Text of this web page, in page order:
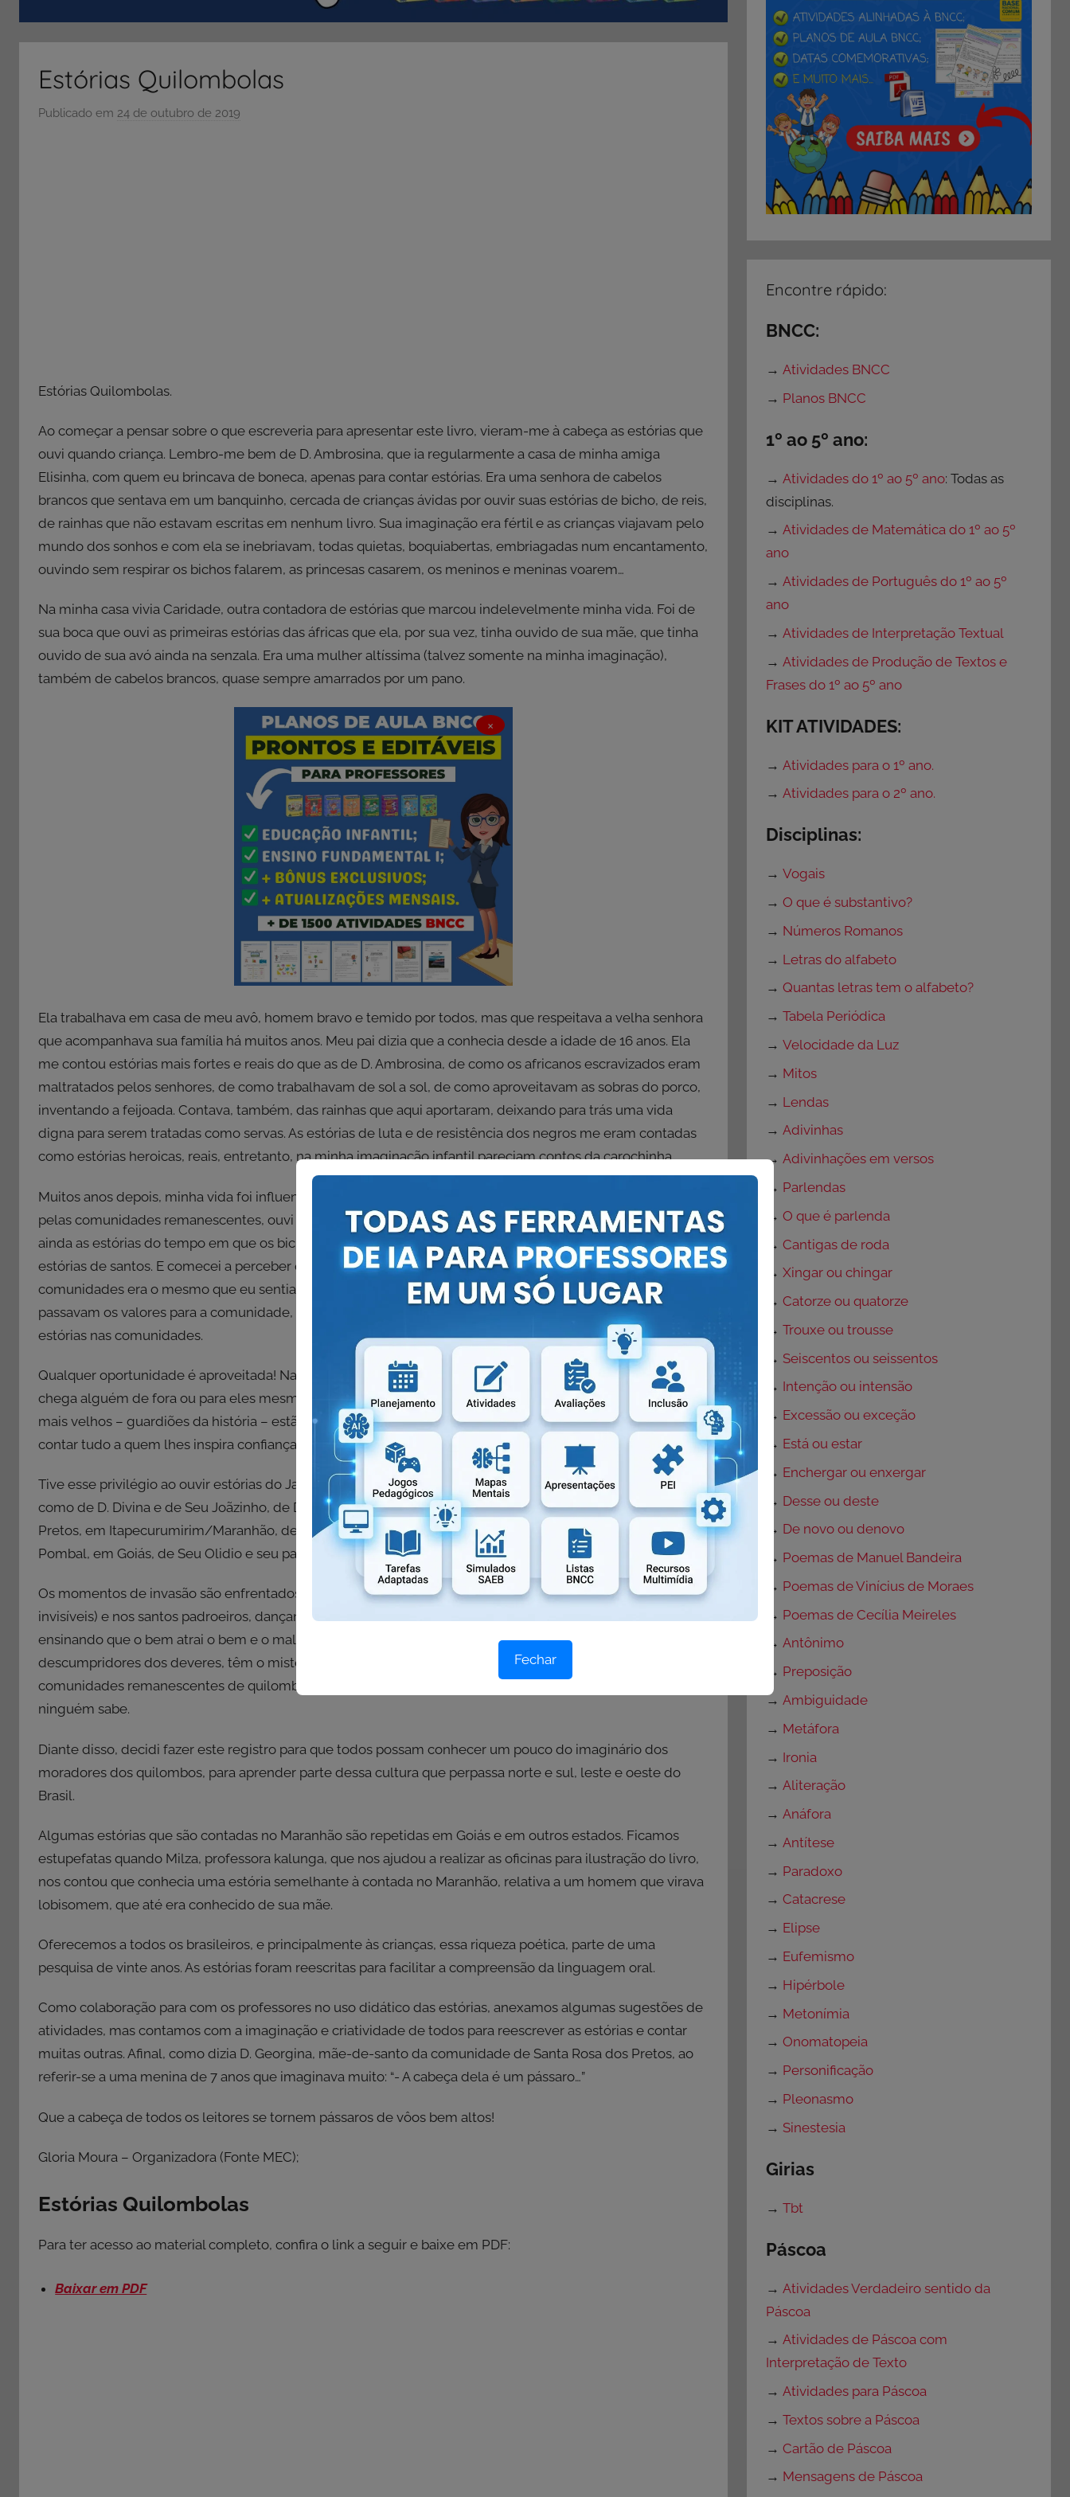
ENEM
e
cursosEstórias Quilombolas
Publicado em 24 de outubro de 2019
Estórias Quilombolas.
Ao começar a pensar sobre o que escreveria para apresentar este livro, vieram-me à cabeça as estórias que
ouvi quando criança. Lembro-me bem de D. Ambrosina, que ia regularmente a casa de minha amiga
Elisinha, com quem eu brincava de boneca, apenas para contar estórias. Era uma senhora de cabelos
brancos que sentava em um banquinho, cercada de crianças ávidas por ouvir suas estórias de bicho, de reis,
de rainhas que não estavam escritas em nenhum livro. Sua imaginação era fértil e as crianças viajavam pelo
mundo dos sonhos e com ela se inebriavam, todas quietas, boquiabertas, embriagadas num encantamento,
ouvindo sem respirar os bichos falarem, as princesas casarem, os meninos e meninas voarem…
Na minha casa vivia Caridade, outra contadora de estórias que marcou indelevelmente minha vida. Foi de
sua boca que ouvi as primeiras estórias das áfricas que ela, por sua vez, tinha ouvido de sua mãe, que tinha
ouvido de sua avó ainda na senzala. Era uma mulher altíssima (talvez somente na minha imaginação),
também de cabelos brancos, quase sempre amarrados por um pano.
×
Ela trabalhava em casa de meu avô, homem bravo e temido por todos, mas que respeitava a velha senhora
que acompanhava sua família há muitos anos. Meu pai dizia que a conhecia desde a idade de 16 anos. Ela
me contou estórias mais fortes e reais do que as de D. Ambrosina, de como os africanos escravizados eram
maltratados pelos senhores, de como trabalhavam de sol a sol, de como aproveitavam as sobras do porco,
inventando a feijoada. Contava, também, das rainhas que aqui aportaram, deixando para trás uma vida
digna para serem tratadas como servas. As estórias de luta e de resistência dos negros me eram contadas
como estórias heroicas, reais, entretanto, na minha imaginação infantil pareciam contos da carochinha.
Muitos anos depois, minha vida foi influenciada pelas estórias ouvidas nos quilombos. Em minhas andanças
pelas comunidades remanescentes, ouvi as mesmas estórias de luta e resistência contadas por Caridade e
ainda as estórias do tempo em que os bichos falavam, estórias de assombração e mistério, estórias de fé,
estórias de santos. E comecei a perceber que o encantamento provocado pelos contadores de estórias, nas
comunidades era o mesmo que eu sentia quando criança. Eles ou elas eram lideranças respeitadas que
passavam os valores para a comunidade, via tradição oral. Não tem hora marcada para contar e ouvir
estórias nas comunidades.
Qualquer oportunidade é aproveitada! Nas festas, na capina na roça, durante as rezas para os santos, se
chega alguém de fora ou para eles mesmos e tanto para crianças como para adultos. Principalmente os
mais velhos – guardiões da história – estão sempre disponíveis para apresentar seus relatos, têm prazer em
contar tudo a quem lhes inspira confiança.
Tive esse privilégio ao ouvir estórias do Jair (quanta saudade!!!) na Comunidade de Mato do Tição, assim
como de D. Divina e de Seu Joãzinho, de D. Georgina e suas “ajudantes” na comunidade de Santa Rosa dos
Pretos, em Itapecurumirim/Maranhão, de Seu Antonio Chico e D. Tomásia, em Morro Alto, Osório/RS e em
Pombal, em Goiás, de Seu Olidio e seu pai, e tantos outros pelo país a fora.
Os momentos de invasão são enfrentados com fé nos deuses africanos (orixás, voduns, encantados,
invisíveis) e nos santos padroeiros, dançando e cantando. As estórias do tempo que Jesus andava pela terra
ensinando que o bem atrai o bem e o mal atrai o mal, que assombração aparece para os invejosos e
descumpridores dos deveres, têm o mister de passar valores importantes para os moradores das
comunidades remanescentes de quilombos. Os anos vão passando e as estórias permanecem. Até quando,
ninguém sabe.
Diante disso, decidi fazer este registro para que todos possam conhecer um pouco do imaginário dos
moradores dos quilombos, para aprender parte dessa cultura que perpassa norte e sul, leste e oeste do
Brasil.
Algumas estórias que são contadas no Maranhão são repetidas em Goiás e em outros estados. Ficamos
estupefatas quando Milza, professora kalunga, que nos ajudou a realizar as oficinas para ilustração do livro,
nos contou que conhecia uma estória semelhante à contada no Maranhão, relativa a um homem que virava
lobisomem, que até era conhecido de sua mãe.
Oferecemos a todos os brasileiros, e principalmente às crianças, essa riqueza poética, parte de uma
pesquisa de vinte anos. As estórias foram reescritas para facilitar a compreensão da linguagem oral.
Como colaboração para com os professores no uso didático das estórias, anexamos algumas sugestões de
atividades, mas contamos com a imaginação e criatividade de todos para reescrever as estórias e contar
muitas outras. Afinal, como dizia D. Georgina, mãe-de-santo da comunidade de Santa Rosa dos Pretos, ao
referir-se a uma menina de 7 anos que imaginava muito: “- A cabeça dela é um pássaro…”
Que a cabeça de todos os leitores se tornem pássaros de vôos bem altos!
Gloria Moura – Organizadora (Fonte MEC);
Estórias Quilombolas
Para ter acesso ao material completo, confira o link a seguir e baixe em PDF:
Baixar em PDF
Encontre rápido:
BNCC:
→Atividades BNCC
→ Planos BNCC
1º ao 5º ano:
→Atividades do 1º ao 5º ano: Todas as
disciplinas.
→Atividades de Matemática do 1º ao 5º
ano
→Atividades de Português do 1º ao 5º
ano
→Atividades de Interpretação Textual
→Atividades de Produção de Textos e
Frases do 1º ao 5º ano
KIT ATIVIDADES:
→Atividades para o 1º ano.
→Atividades para o 2º ano.
Disciplinas:
→Vogais
→O que é substantivo?
→ Números Romanos
→ Letras do alfabeto
→Quantas letras tem o alfabeto?
→Tabela Periódica
→Velocidade da Luz
→ Mitos
→ Lendas
→Adivinhas
→Adivinhações em versos
→ Parlendas
→O que é parlenda
→Cantigas de roda
→Xingar ou chingar
→Catorze ou quatorze
→Trouxe ou trousse
→ Seiscentos ou seissentos
→ Intenção ou intensão
→ Excessão ou exceção
→ Está ou estar
→ Enchergar ou enxergar
→ Desse ou deste
→ De novo ou denovo
→ Poemas de Manuel Bandeira
→ Poemas de Vinícius de Moraes
→ Poemas de Cecília Meireles
→Antônimo
→ Preposição
→Ambiguidade
→ Metáfora
→ Ironia
→Aliteração
→Anáfora
→Antítese
→ Paradoxo
→Catacrese
→ Elipse
→ Eufemismo
→ Hipérbole
→ Metonímia
→Onomatopeia
→ Personificação
→ Pleonasmo
→ Sinestesia
Girias
→Tbt
Páscoa
→Atividades Verdadeiro sentido da
Páscoa
→Atividades de Páscoa com
Interpretação de Texto
→Atividades para Páscoa
→Textos sobre a Páscoa
→Cartão de Páscoa
→ Mensagens de Páscoa
Fechar